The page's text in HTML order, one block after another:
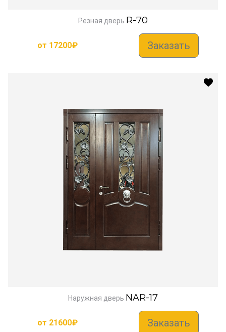
Резная дверь R-70
от 17200₽ Заказать
Наружная дверь NAR-17
от 21600₽ Заказать